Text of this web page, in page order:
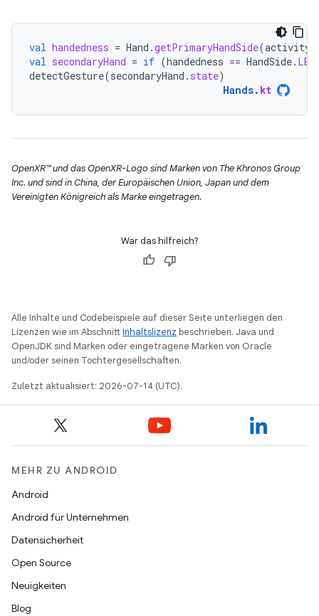
val handedness = Hand .getPrimaryHandSide(activity
val secondaryHand = if (handedness == HandSide.
detectGesture(secondaryHand . state)
Hands. kt
OpenXR™ und das OpenXR-Logo sind Marken von The Khronos Group
Inc. und sind in China, der Europäischen Union, Japan und dem
Vereinigten Königreich als Marke eingetragen.
War das hilfreich?
Alle Inhalte und Codebeispiele auf dieser Seite unterliegen den
Lizenzen wie im AbschnittInhaltslizenz beschrieben. Java und
OpenJDK sind Marken oder eingetragene Marken von Oracle
und/oder seinen Tochtergesellschaften.
Zuletzt aktualisiert: 2026-07-14 (UTC).
MEHR ZU ANDROID
Android
Android für Unternehmen
Datensicherheit
Open Source
Neuigkeiten
Blog